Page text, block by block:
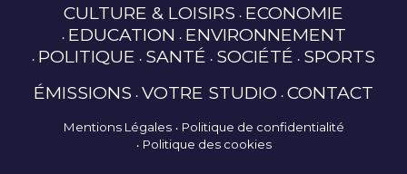
CULTURE & LOISIRS ECONOMIE
EDUCATION ENVIRONNEMENT
POLITIQUE SANTÉ SOCIÉTÉ SPORTS
ÉMISSIONS VOTRE STUDIO CONTACT
Mentions Légales
Politique de confidentialité
Politique des cookies